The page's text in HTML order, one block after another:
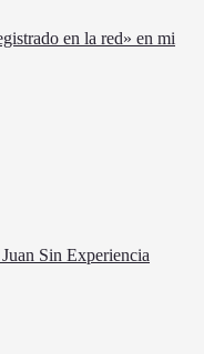
en la red» en mi
Sin Experiencia